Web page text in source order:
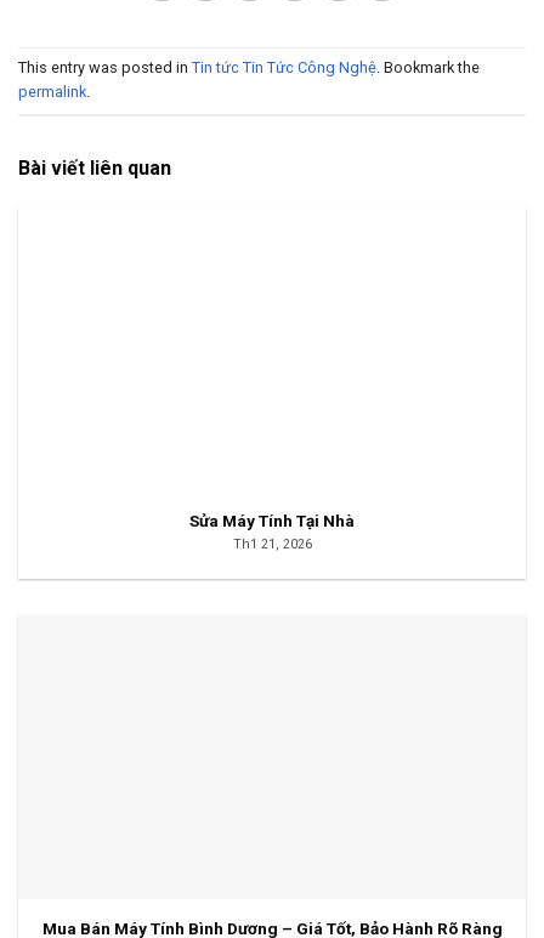
This entry was posted in Tin tức Tin Tức Công Nghệ. Bookmark the
permalink.
Bài viết liên quan
Sửa Máy Tính Tại Nhà
Th1 21, 2026
Mua Bán Máy Tính Bình Dương – Giá Tốt, Bảo Hành Rõ Ràng